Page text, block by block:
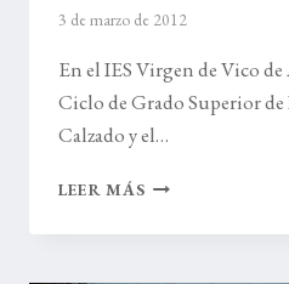
3 de marzo de 2012
En el IES Virgen de Vico
Ciclo de Grado Superior de
Calzado y el…
LEER MÁSDISEÑO
CALZADO